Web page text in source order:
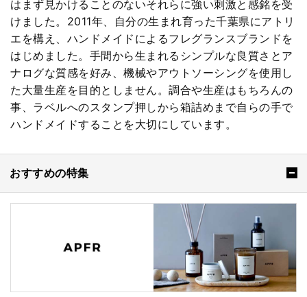
はまず見かけることのないそれらに強い刺激と感銘を受
けました。2011年、自分の生まれ育った千葉県にアトリ
エを構え、ハンドメイドによるフレグランスブランドを
はじめました。手間から生まれるシンプルな良質さとア
ナログな質感を好み、機械やアウトソーシングを使用し
た大量生産を目的としません。調合や生産はもちろんの
事、ラベルへのスタンプ押しから箱詰めまで自らの手で
ハンドメイドすることを大切にしています。
おすすめの特集